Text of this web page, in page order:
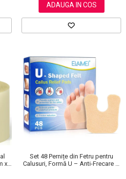
ADAUGA IN COS
x
Set 48 Pernițe din Fetru pentru
Calusuri, Formă U – Anti-Frecare și